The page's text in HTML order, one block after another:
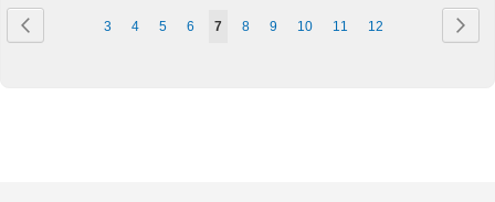
Sida
FöregåendeSida
3 Sida
4 Sida
5 Sida
6 You're
7 Sida
8 Sida
9 Sida
10 Sida
11 Sida
12